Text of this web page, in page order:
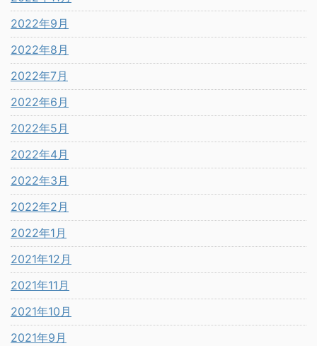
2022年9月
2022年8月
2022年7月
2022年6月
2022年5月
2022年4月
2022年3月
2022年2月
2022年1月
2021年12月
2021年11月
2021年10月
2021年9月